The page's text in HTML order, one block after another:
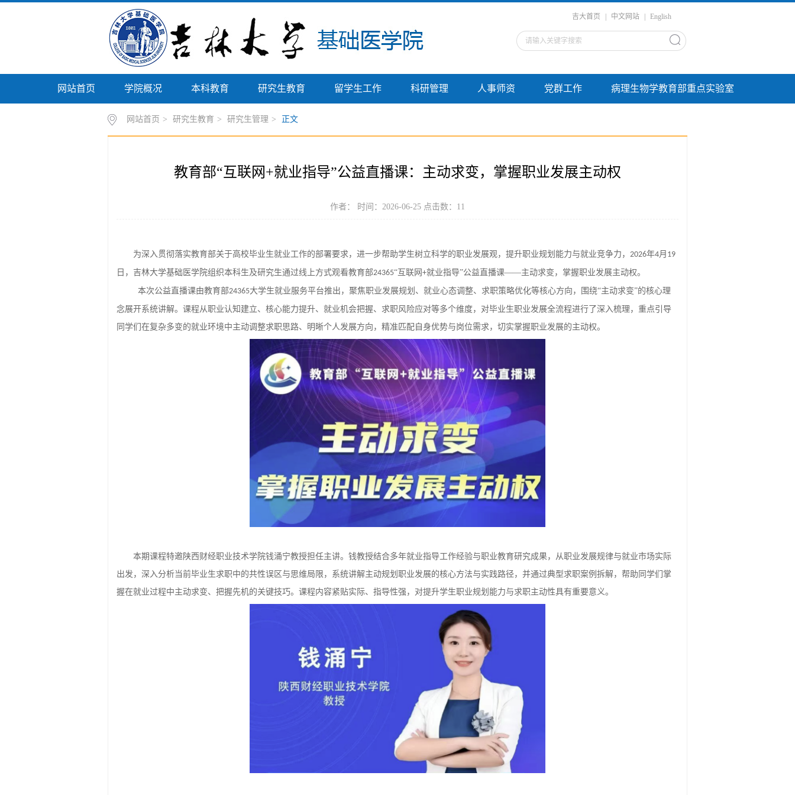
吉大首页 中文网站 English
网站首页 学院概况 本科教育 研究生教育 留学生工作 科研管理 人事师资 党群工作 病理生物学教育部重点实验室
网站首页 > 研究生教育 > 研究生管理 > 正文
教育部“互联网+就业指导”公益直播课：主动求变，掌握职业发展主动权
作者： 时间：2026-06-25 点击数： 11
为深入贯彻落实教育部关于高校毕业生就业工作的部署要求，进一步帮助学生树立科学的职业发展观，提升职业规划能力与就业竞争力， 2026年4月 19
日，吉林大学基础医学院组织本科生及研究生通过线上方式观看教育部24365“互联网 +就业指导”公益直播课——主动求变，掌握职业发展主动权。
本次公益直播课由教育部24365大学生就业服务平台推出，聚焦职业发展规划、就业心态调整、求职策略优化等核心方向，围绕“主动求变”的核心理
念展开系统讲解。课程从职业认知建立、核心能力提升、就业机会把握、求职风险应对等多个维度，对毕业生职业发展全流程进行了深入梳理，重点引导
同学们在复杂多变的就业环境中主动调整求职思路、明晰个人发展方向，精准匹配自身优势与岗位需求，切实掌握职业发展的主动权。
本期课程特邀陕西财经职业技术学院钱涌宁教授担任主讲。钱教授结合多年就业指导工作经验与职业教育研究成果，从职业发展规律与就业市场实际
出发，深入分析当前毕业生求职中的共性误区与思维局限，系统讲解主动规划职业发展的核心方法与实践路径，并通过典型求职案例拆解，帮助同学们掌
握在就业过程中主动求变、把握先机的关键技巧。课程内容紧贴实际、指导性强，对提升学生职业规划能力与求职主动性具有重要意义。